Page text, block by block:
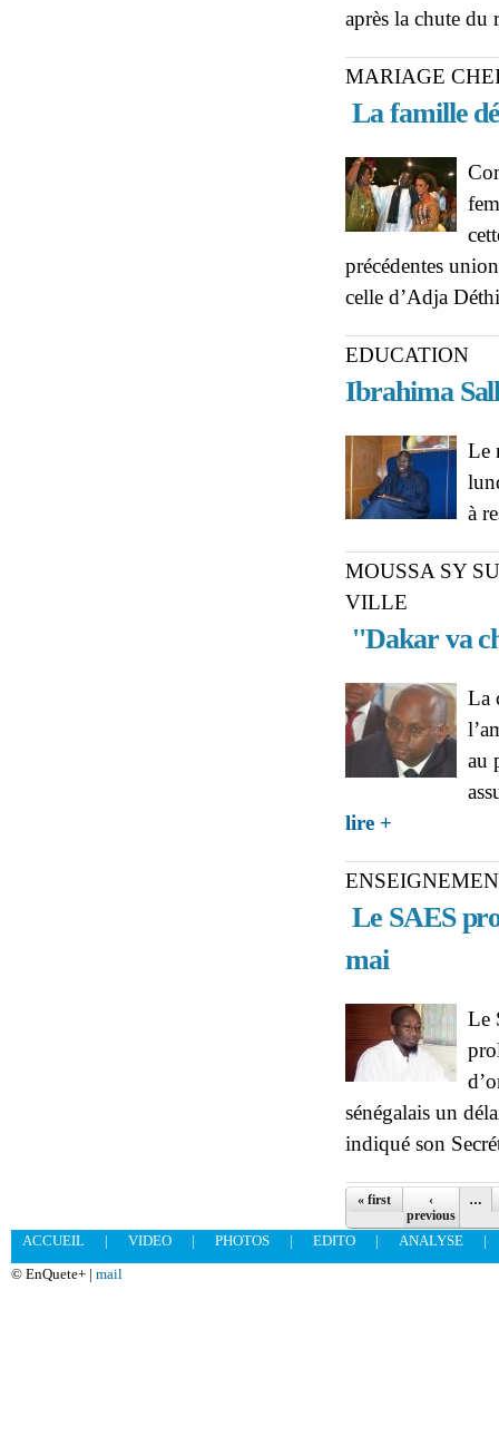
après la chute
MARIAGE
La famille
précédentes
celle d’Adja
EDUCATION
Ibrahima
Le
à
MOUSSA SY
VILLE
''Dakar va
La
au
lire +
Le SAES
mai
Le
sénégalais un
indiqué son
Pages
« first
‹
previous
…
ACCUEIL | VIDEO | PHOTOS | EDITO | ANALYSE
|
© EnQuete+ | mail